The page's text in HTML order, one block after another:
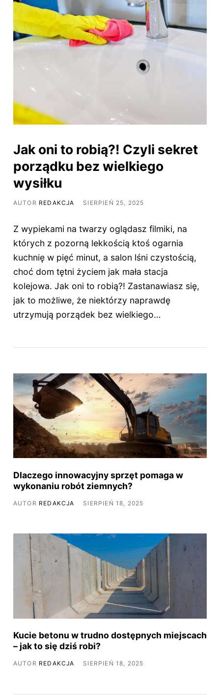
Jak oni to robią?! Czyli sekret
porządku bez wielkiego
wysiłku
AUTOR REDAKCJA SIERPIEŃ 25, 2025
Z wypiekami na twarzy oglądasz filmiki, na
których z pozorną lekkością ktoś ogarnia
kuchnię w pięć minut, a salon lśni czystością,
choć dom tętni życiem jak mała stacja
kolejowa. Jak oni to robią?! Zastanawiasz się,
jak to możliwe, że niektórzy naprawdę
utrzymują porządek bez wielkiego…
​Dlaczego innowacyjny sprzęt pomaga w
wykonaniu robót ziemnych?
AUTOR REDAKCJA SIERPIEŃ 18, 2025
​Kucie betonu w trudno dostępnych miejscach
– jak to się dziś robi?
AUTOR REDAKCJA SIERPIEŃ 18, 2025